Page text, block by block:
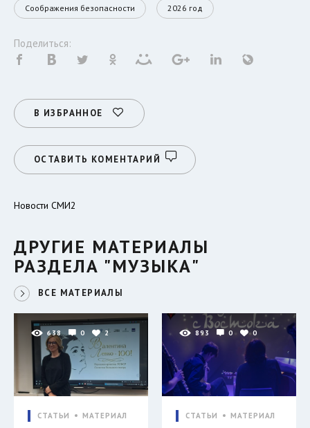
Соображения безопасности 2026 год
Поделиться:
В ИЗБРАННОЕ
ОСТАВИТЬ КОМЕНТАРИЙ
Новости СМИ2
ДРУГИЕ МАТЕРИАЛЫ
РАЗДЕЛА "МУЗЫКА"
ВСЕ МАТЕРИАЛЫ
638 0 2
СТАТЬИ МАТЕРИАЛ
893 0 0
СТАТЬИ МАТЕРИАЛ